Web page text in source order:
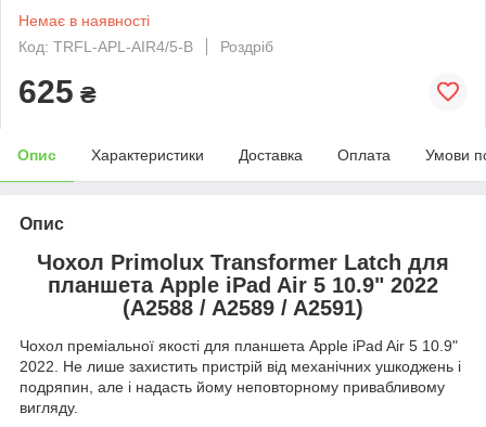
Немає в наявності
Код: TRFL-APL-AIR4/5-B
Роздріб
625 ₴
Опис Характеристики Доставка Оплата Умови
Опис
Чохол Primolux Transformer Latch для
планшета Apple iPad Air 5 10.9" 2022
(A2588 / A2589 / A2591)
Чохол преміальної якості для планшета Apple iPad Air 5 10.9"
2022. Не лише захистить пристрій від механічних ушкоджень і
подряпин, але і надасть йому неповторному привабливому
вигляду.